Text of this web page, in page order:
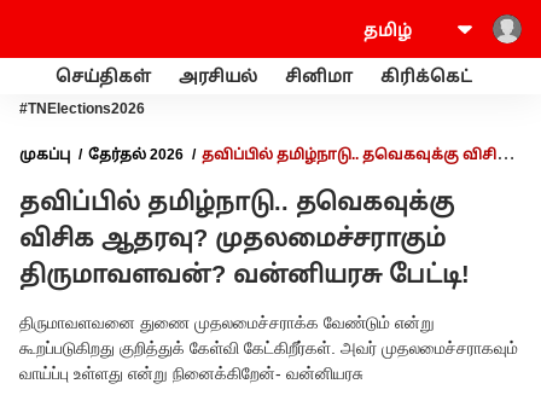
செய்திகள் அரசியல் சினிமா கிரிக்கெட்
#TNElections2026
முகப்பு தேர்தல் 2026
தவிப்பில் தமிழ்நாடு.. தவெகவுக்கு விசிக
தவிப்பில் தமிழ்நாடு.. தவெகவுக்கு
விசிக ஆதரவு? முதலமைச்சராகும்
திருமாவளவன்? வன்னியரசு பேட்டி!
திருமாவளவனை துணை முதலமைச்சராக்க வேண்டும் என்று
கூறப்படுகிறது குறித்துக் கேள்வி கேட்கிறீர்கள். அவர் முதலமைச்சராகவும்
வாய்ப்பு உள்ளது என்று நினைக்கிறேன்- வன்னியரசு